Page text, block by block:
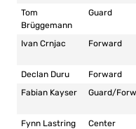
Tom
Brüggemann
Guard
Ivan Crnjac Forward
Declan Duru
Forward
Fabian Kayser
Guard/
Fynn Lastring
Center